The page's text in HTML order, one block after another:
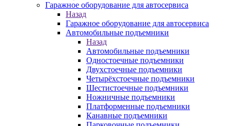
Гаражное оборудование для автосервиса
Назад
Гаражное оборудование для автосервиса
Автомобильные подъемники
Назад
Автомобильные подъемники
Одностоечные подъемники
Двухстоечные подъемники
Четырёхстоечные подъемники
Шестистоечные подъемники
Ножничные подъемники
Платформенные подъемники
Канавные подъемники